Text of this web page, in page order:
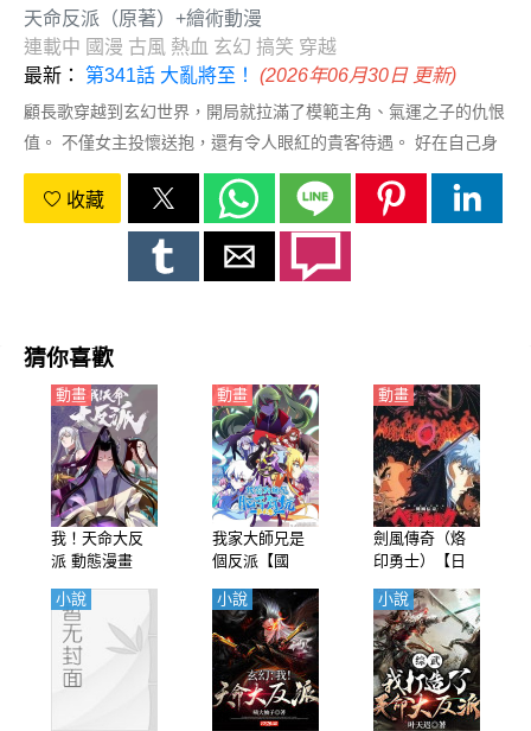
天命反派（原著）+繪術動漫
連載中 國漫 古風 熱血 玄幻 搞笑 穿越
最新： 第341話 大亂將至！ (2026年06月30日 更新)
顧長歌穿越到玄幻世界，開局就拉滿了模範主角、氣運之子的仇恨
值。 不僅女主投懷送抱，還有令人眼紅的貴客待遇。 好在自己身
份實力高人一籌，踩死一個小小的氣運之子，還不簡單？ 等等，
這裡還有個專門收割各路主角的系統？ 顧長歌微微一笑，看來這
是要自己在天命大反派的路上越走越遠啊！
收藏
猜你喜歡
我！天命大反
派 動態漫畫
動畫
我家大師兄是
個反派【國
動畫
劍風傳奇（烙
印勇士）【日
動畫
小說 小說 小說